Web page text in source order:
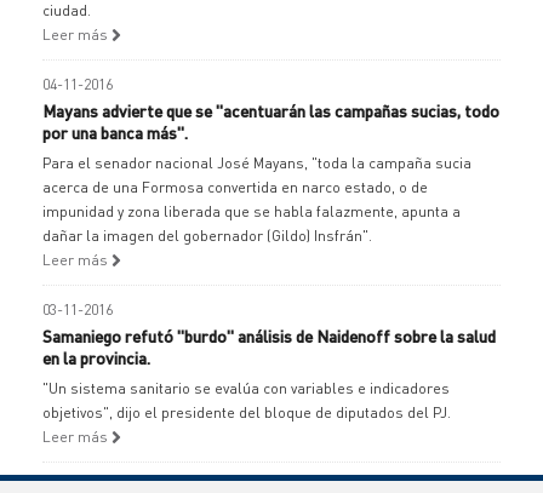
ciudad.
Leer más
04-11-2016
Mayans advierte que se "acentuarán las campañas sucias, todo
por una banca más".
Para el senador nacional José Mayans, "toda la campaña sucia
acerca de una Formosa convertida en narco estado, o de
impunidad y zona liberada que se habla falazmente, apunta a
dañar la imagen del gobernador (Gildo) Insfrán".
Leer más
03-11-2016
Samaniego refutó "burdo" análisis de Naidenoff sobre la salud
en la provincia.
"Un sistema sanitario se evalúa con variables e indicadores
objetivos", dijo el presidente del bloque de diputados del PJ.
Leer más